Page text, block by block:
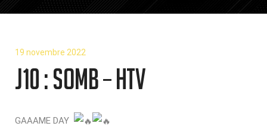
19 novembre 2022
J10 : SOMB – HTV
GAAAME DAY